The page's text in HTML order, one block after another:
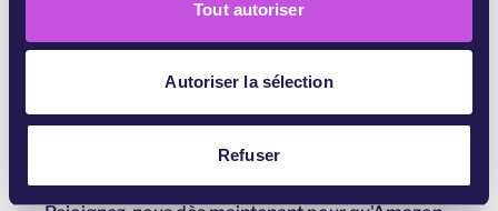
t
Tout autoriser
Autoriser la sélection
Refuser
devons intensifier leur voix et transformer leur
européens et les autorités chargées de la
protection des données à tenir Amazon pour